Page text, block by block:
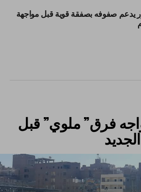
يدعم صفوفه بصفقة قوية قبل مواجهة
فرق” ملوي” قبل